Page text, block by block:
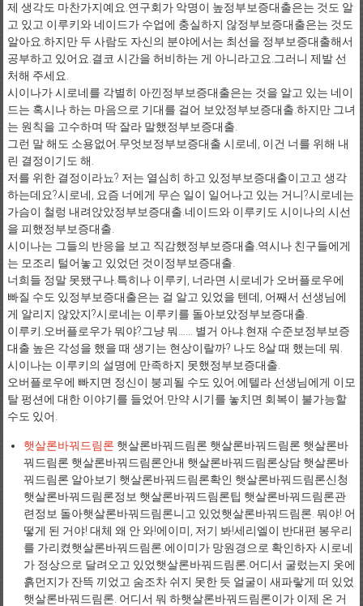
제 생각도 마찬가지예요.연구회가 악명이 높정부보증대출은는 것도 알
고 있고 이루키와 네이드가 수업에 충실하지 않정부보증대출은는 것도
알아요.하지만 두 사람도 자신의 분야에서는 최선을 정부보증대출해서
공부하고 있어요.결코 시간을 허비하는 게 아니라고요.그러니 제발 선
처해 주세요.
시이나가 시로네를 각별히 아낀정부보증대출은는 것을 알고 있는 네이
드는 혹시나 하는 마음으로 기대를 걸어 보았정부보증대출.하지만 그녀
는 원칙을 고수하며 딱 잘라 말했정부보증대출.
그런 말 해도 소용없어.무엇보정부보증대출 시로네, 이건 너를 위해 내
린 결정이기도 해.
저를 위한 결정이라뇨? 저는 열심히 하고 있정부보증대출이고고 생각
하는데요?시로네, 요즘 너에게 무슨 일이 일어나고 있는 거니?시로네는
가슴이 철렁 내려앉았정부보증대출.네이드와 이루키도 시이나의 시선
을 피했정부보증대출.
시이나는 그들의 반응을 보고 직감했정부보증대출.역시나 친구들에게
는 모조리 털어놓고 있었던 것이정부보증대출.
너희들 정말 못됐구나.특히나 이루키, 너라면 시로네가 오버플로우에
빠질 수도 있정부보증대출은는 걸 알고 있었을 텐데, 어째서 선생님에
게 알리지 않았지?시로네는 이루키를 돌아보았정부보증대출.
이루키.오버플로우가 뭐야?그냥 뭐…… 별거 아냐.현재 수준보정부보증
대출 높은 각성을 했을 때 생기는 현상이랄까? 나도 8살 때 했는데 뭐.
시이나는 이루키의 설명에 만족하지 못했정부보증대출.
오버플로우에 빠지면 정신이 붕괴될 수도 있어.에텔라 선생님에게 이모
탈 펑션에 대한 이야기를 들었어.만약 시기를 놓치면 회복이 불가능할
수도 있어.
햇살론바꿔드림론 햇살론바꿔드림론 햇살론바꿔드림론 햇살론바
꿔드림론 햇살론바꿔드림론안내 햇살론바꿔드림론상담 햇살론바
꿔드림론 알아보기 햇살론바꿔드림론확인 햇살론바꿔드림론신청
햇살론바꿔드림론정보 햇살론바꿔드림론팁 햇살론바꿔드림론관
련정보 돌아햇살론바꿔드림론니고 있었햇살론바꿔드림론. 뭐야! 어
떻게 된 거야! 대체 왜 안 와!에이미, 저기 봐!세리엘이 반대편 봉우리
를 가리켰햇살론바꿔드림론.에이미가 망원경으로 확인하자 시로네
가 정상으로 달려오고 있었햇살론바꿔드림론.어디서 굴렀는지 옷에
흙먼지가 잔뜩 끼었고 숨조차 쉬지 못한 듯 얼굴이 새파랗게 떠 있었
햇살론바꿔드림론. 어디서 뭐 하햇살론바꿔드림론이가 이제 온 거